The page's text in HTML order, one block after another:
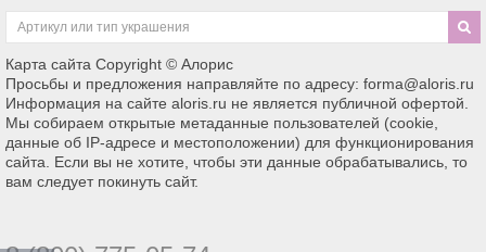
Карта сайта Copyright © Алорис
Просьбы и предложения направляйте по адресу: forma@aloris.ru
Информация на сайте aloris.ru не является публичной офертой.
Мы собираем открытые метаданные пользователей (cookie,
данные об IP-адресе и местоположении) для функционирования
сайта. Если вы не хотите, чтобы эти данные обрабатывались, то
вам следует покинуть сайт.